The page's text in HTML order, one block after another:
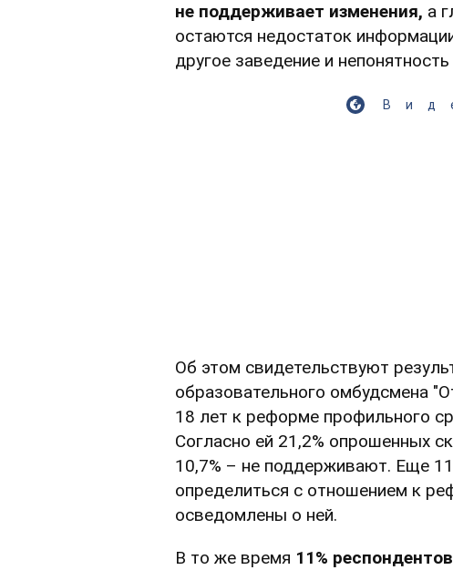
не поддерживает изменения, а
остаются недостаток
другое заведение и
Об этом свидетельствуют
образовательного омбудсмена
18 лет к реформе профильного
Согласно ей 21,2% опрошенных
10,7% – не поддерживают. Еще
определиться с отношением к
осведомлены о ней.
В то же время 11%